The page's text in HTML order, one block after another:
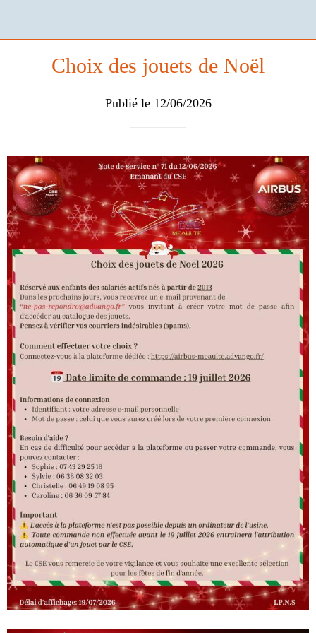
Choix des jouets de Noël
Publié le 12/06/2026